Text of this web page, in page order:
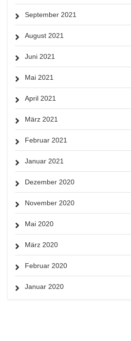
September 2021
August 2021
Juni 2021
Mai 2021
April 2021
März 2021
Februar 2021
Januar 2021
Dezember 2020
November 2020
Mai 2020
März 2020
Februar 2020
Januar 2020